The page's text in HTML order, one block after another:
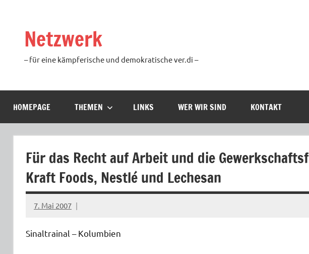
springenNetzwerk
– für eine kämpferische und demokratische ver.di –
HOMEPAGE THEMEN LINKS WER WIR SIND KONTAKT
Für das Recht auf Arbeit und die
Kraft Foods, Nestlé und Lechesan
7. Mai 2007
Ilja
Sinaltrainal – Kolumbien